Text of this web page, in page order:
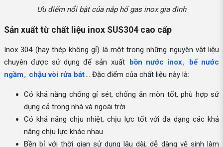
Ưu điểm nổi bật của nắp hố gas inox gia đình
Sản xuất từ chất liệu inox SUS304 cao cấp
Inox 304 (hay thép không gỉ) là một trong những nguyên vật liệu
chuyên được sử dụng để sản xuất bồn nước inox,
bể nước
ngầm, chậu vòi rửa bát… Đặc điểm của chất liệu này là:
Có khả năng chống gỉ sét, chống ăn mòn tốt, phù hợp sử
dụng cả trong nhà và ngoài trời
Có khả năng chịu nhiệt, chịu lực tốt với đa dạng các khả
năng chịu lực khác nhau
Bền bỉ với thời gian sử dụng lâu dài; dễ dàng vệ sinh làm